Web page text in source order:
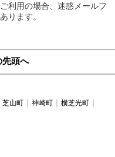
利用の場合、迷惑メールフ
ります。
先頭へ
芝山町 神崎町
横芝光町